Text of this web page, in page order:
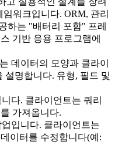
워크입니다. ORM, 관리
하는 "배터리 포함" 프레
기반 응용 프로그램에
데이터의 모양과 클라이
설명합니다. 유형, 필드 및
다. 클라이언트는 쿼리
가져옵니다.
입니다. 클라이언트는
이터를 수정합니다(예: